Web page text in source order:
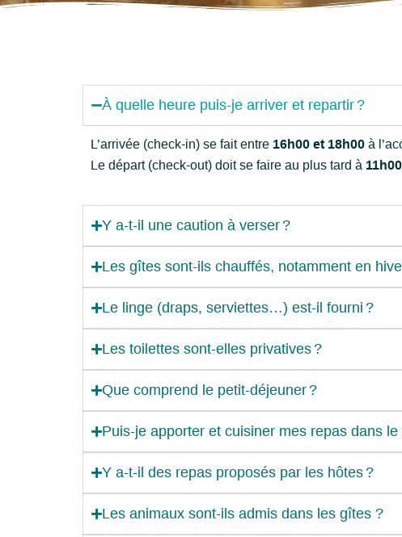
À quelle heure puis-je arriver et repartir ?
L’arrivée (check-in) se fait entre 16h00 et 18h00 à
Le départ (check-out) doit se faire au plus tard à
Y a‑t-il une caution à verser ?
Les gîtes sont-ils chauffés, notamment en
Le linge (draps, serviettes…) est-il fourni ?
Les toilettes sont‑elles privatives ?
Que comprend le petit-déjeuner ?
Puis‑je apporter et cuisiner mes repas dans le
Y a‑t-il des repas proposés par les hôtes ?
Les animaux sont-ils admis dans les gîtes ?